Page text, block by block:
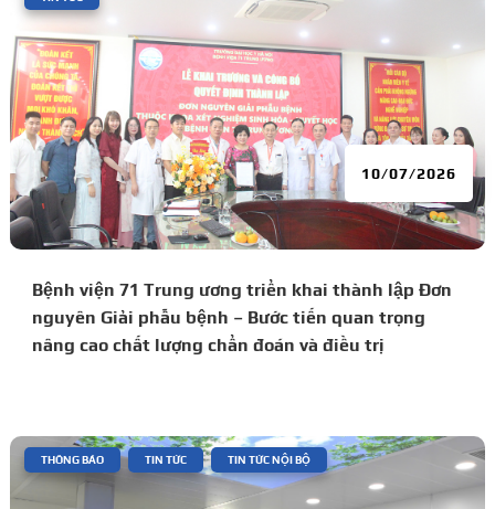
Bệnh viện 71 Trung ương triển khai thành lập Đơn
nguyên Giải phẫu bệnh – Bước tiến quan trọng
nâng cao chất lượng chẩn đoán và điều trị
10/07/2026
THÔNG BÁO TIN TỨC TIN TỨC NỘI BỘ